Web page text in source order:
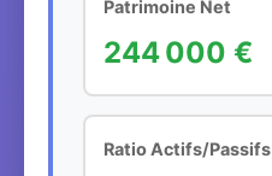
Patrimoine Net
244 000 €
Ratio Actifs/Passifs